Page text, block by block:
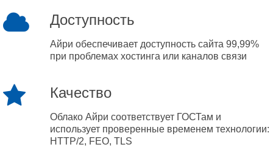
Доступность
Айри обеспечивает доступность сайта 99,99%
при проблемах хостинга или каналов связи
Качество
Облако Айри соответствует ГОСТам и
использует проверенные временем технологии:
HTTP/2, FEO, TLS